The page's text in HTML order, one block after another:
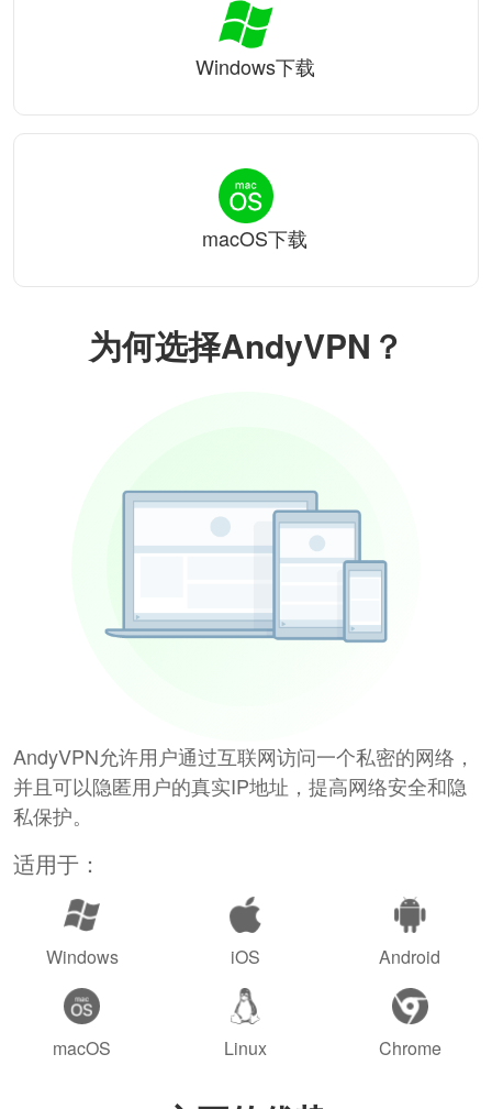
为何选择AndyVPN？
AndyVPN允许用户通过互联网访问一个私密的网络，
并且可以隐匿用户的真实IP地址，提高网络安全和隐
私保护。
适用于：
Windows iOS Android
macOS Linux Chrome
Windows下载
macOS下载